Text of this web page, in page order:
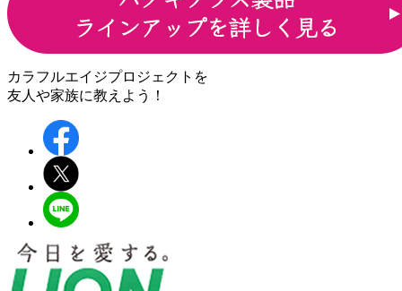
カラフルエイジプロジェクトを
友人や家族に教えよう！